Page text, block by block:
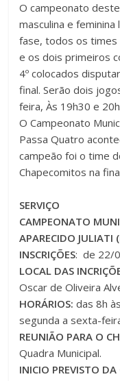
O campeonato
masculina e
fase, todos os times
e os dois primeiros
4º colocados
final. Serão dois
feira, Às 19h30 e
O Campeonato
Passa Quatro
campeão foi o time
Chapecomitos na
SERVIÇO
CAMPEONATO
APARECIDO
INSCRIÇÕES: de 22/
LOCAL DAS
Oscar de Oliveira
HORÁRIOS: das 8h
segunda a sexta-
REUNIÃO PARA O
Quadra Municipal.
INICIO PREVISTO